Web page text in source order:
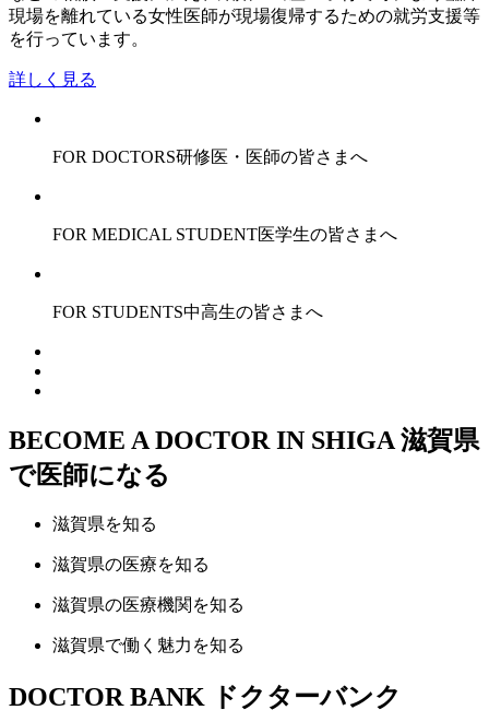
現場を離れている女性医師が現場復帰するための就労支援等
を行っています。
詳しく見る
FOR DOCTORS研修医・医師の皆さまへ
FOR MEDICAL STUDENT医学生の皆さまへ
FOR STUDENTS中高生の皆さまへ
BECOME A DOCTOR IN SHIGA 滋賀県
で医師になる
滋賀県を知る
滋賀県の医療を知る
滋賀県の医療機関 を知る
滋賀県で働く魅力 を知る
DOCTOR BANK ドクターバンク